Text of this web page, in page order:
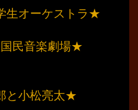
生オーケストラ★
民音楽劇場★
と小松亮太★